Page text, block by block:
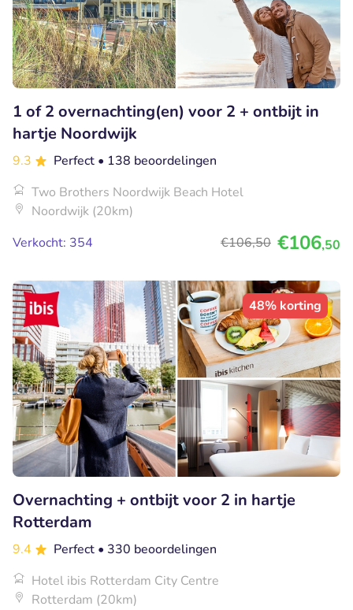
1 of 2 overnachting(en) voor 2 + ontbijt in
hartje Noordwijk
9.3 Perfect • 138 beoordelingen
Two Brothers Noordwijk Beach Hotel
Noordwijk (20km)
Verkocht: 354
€106,50 €106,50
48% korting
Overnachting + ontbijt voor 2 in hartje
Rotterdam
9.4 Perfect • 330 beoordelingen
Hotel ibis Rotterdam City Centre
Rotterdam (20km)